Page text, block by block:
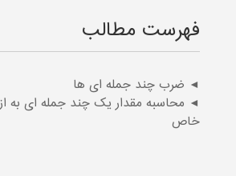
فهرست مطالب
◄ ضرب چند جمله ای ها
◄ محاسبه مقدار یک چند جمله ای به
خاص